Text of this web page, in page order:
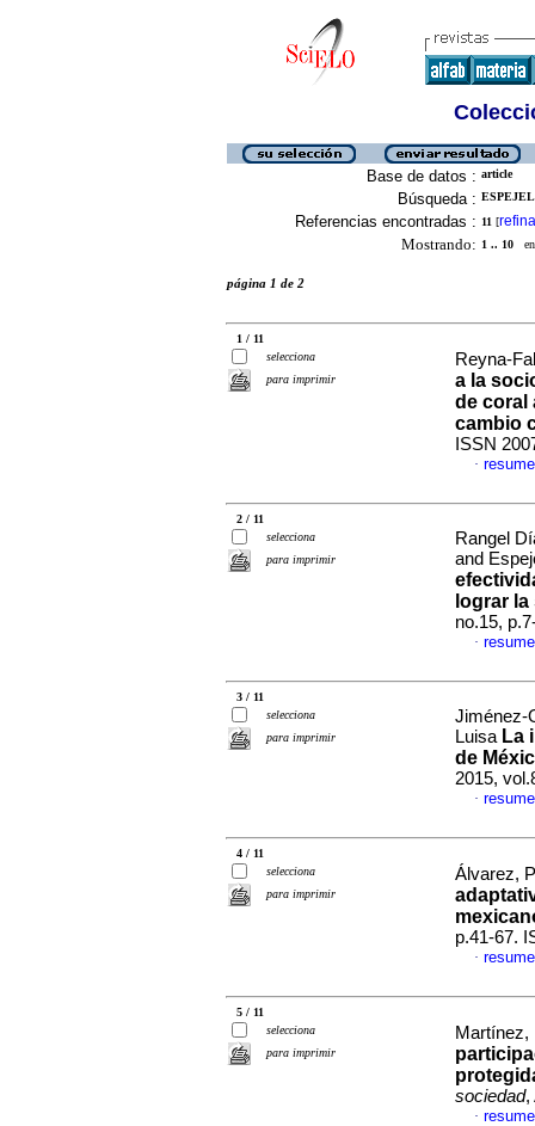
Base de datos : article
Búsqueda :
Referencias encontradas : 11 [
Mostrando: 1 .. 10 en
página 1 de 2
1 / 11
selecciona
para imprimir
Reyna-
a la
de coral
cambio
ISSN
·
2 / 11
selecciona
para imprimir
Rangel
and
lograr
no.15,
·
3 / 11
selecciona
para imprimir
Jiménez-
Luisa La
de
2015,
·
4 / 11
selecciona
para imprimir
Álvarez,
p.41-67.
·
5 / 11
selecciona
para imprimir
Martínez,
sociedad,
·